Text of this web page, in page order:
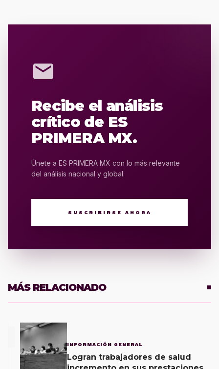
mail
Recibe el análisis
crítico de ES
PRIMERA MX.
Únete a ES PRIMERA MX con lo más relevante
del análisis nacional y global.
SUSCRIBIRSE AHORA
MÁS RELACIONADO
INFORMACIÓN GENERAL
Logran trabajadores de salud